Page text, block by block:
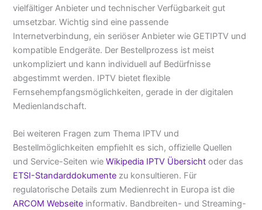
vielfältiger Anbieter und technischer Verfügbarkeit gut
umsetzbar. Wichtig sind eine passende
Internetverbindung, ein seriöser Anbieter wie GETIPTV und
kompatible Endgeräte. Der Bestellprozess ist meist
unkompliziert und kann individuell auf Bedürfnisse
abgestimmt werden. IPTV bietet flexible
Fernsehempfangsmöglichkeiten, gerade in der digitalen
Medienlandschaft.
Bei weiteren Fragen zum Thema IPTV und
Bestellmöglichkeiten empfiehlt es sich, offizielle Quellen
und Service-Seiten wieWikipedia IPTV Übersicht oder das
ETSI-Standarddokumente zu konsultieren. Für
regulatorische Details zum Medienrecht in Europa ist die
ARCOM Webseite informativ. Bandbreiten- und Streaming-